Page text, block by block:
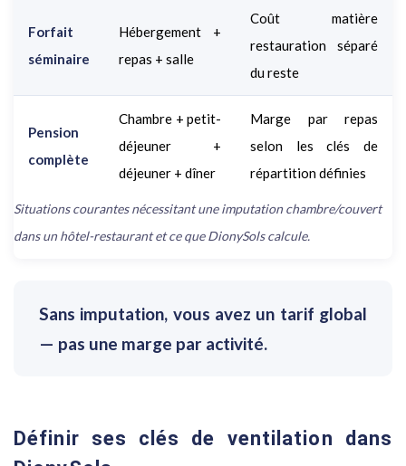
Situations courantes nécessitant une imputation chambre/couvert
dans un hôtel-restaurant et ce que DionySols calcule.
Forfait
séminaire
Hébergement +
repas + salle
Coût matière
restauration séparé
du reste
Pension
complète
Chambre + petit-
déjeuner +
déjeuner + dîner
Marge par repas
selon les clés de
répartition définies
Sans imputation, vous avez un tarif global
— pas une marge par activité.
Définir ses clés de ventilation dans